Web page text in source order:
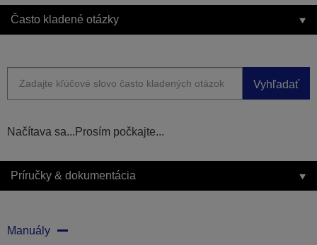
Často kladené otázky
Vyhľadať
Načítava sa...Prosím počkajte...
Príručky & dokumentácia
Manuály